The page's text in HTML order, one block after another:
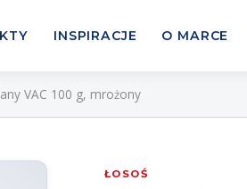
INSPIRACJE O MARCE
VAC 100 g, mrożony
ŁOSOŚ